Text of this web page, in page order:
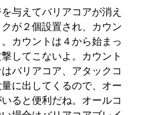
与えてバリアコアが消え
が２個設置され、カウン
カウントは４から始まっ
してこないよ。カウント
バリアコア、アタックコ
に出してくるので、オー
ると便利だね。オールコ